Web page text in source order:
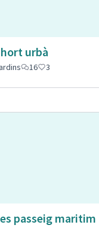
urbà
16 3
passeig maritim